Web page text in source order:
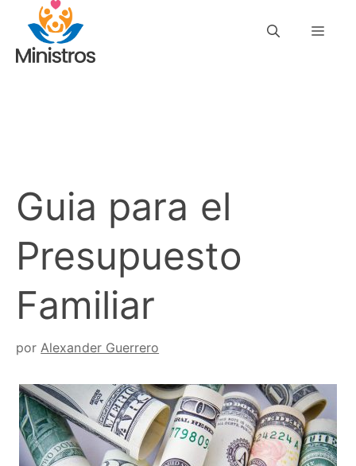
contenido
Guia para el
Presupuesto
Familiar
porAlexander Guerrero